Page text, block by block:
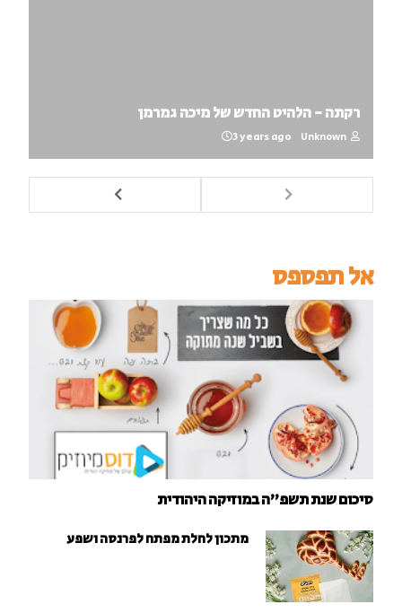
רקתה - הלהיט החדש של מיכה גמרמן
Unknown
3 years ago
אל תפספס
סיכום שנת תשפ"ה במוזיקה היהודית
מתכון לחלת מפתח לפרנסה ושפע